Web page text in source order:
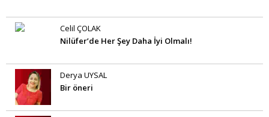
Celil ÇOLAK
Nilüfer’de Her Şey Daha İyi Olmalı!
Derya UYSAL
Bir öneri